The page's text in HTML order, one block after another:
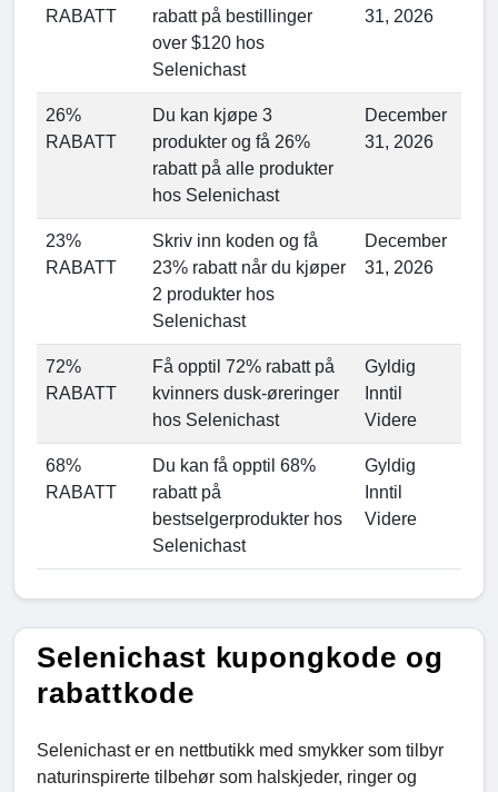
RABATT
rabatt på bestillinger
over $120 hos
Selenichast
31, 2026
26%
RABATT
Du kan kjøpe 3
produkter og få 26%
rabatt på alle produkter
hos Selenichast
December
31, 2026
23%
RABATT
Skriv inn koden og få
23% rabatt når du kjøper
2 produkter hos
Selenichast
December
31, 2026
72%
RABATT
Få opptil 72% rabatt på
kvinners dusk-øreringer
hos Selenichast
Gyldig
Inntil
Videre
68%
RABATT
Du kan få opptil 68%
rabatt på
bestselgerprodukter hos
Selenichast
Gyldig
Inntil
Videre
Selenichast kupongkode og
rabattkode
Selenichast er en nettbutikk med smykker som tilbyr
naturinspirerte tilbehør som halskjeder, ringer og